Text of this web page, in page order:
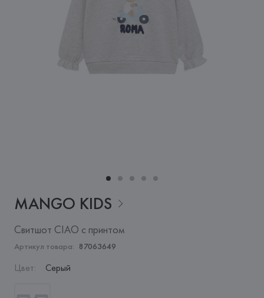
MANGO KIDS
Свитшот CIAO с принтом
Артикул товара: 87063649
Цвет: Серый